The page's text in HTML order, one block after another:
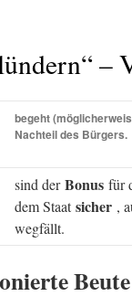
–
begeht
Nachteil des Bürgers.
sind derBonus für
dem Staatsicher ,
wegfällt.
Beute